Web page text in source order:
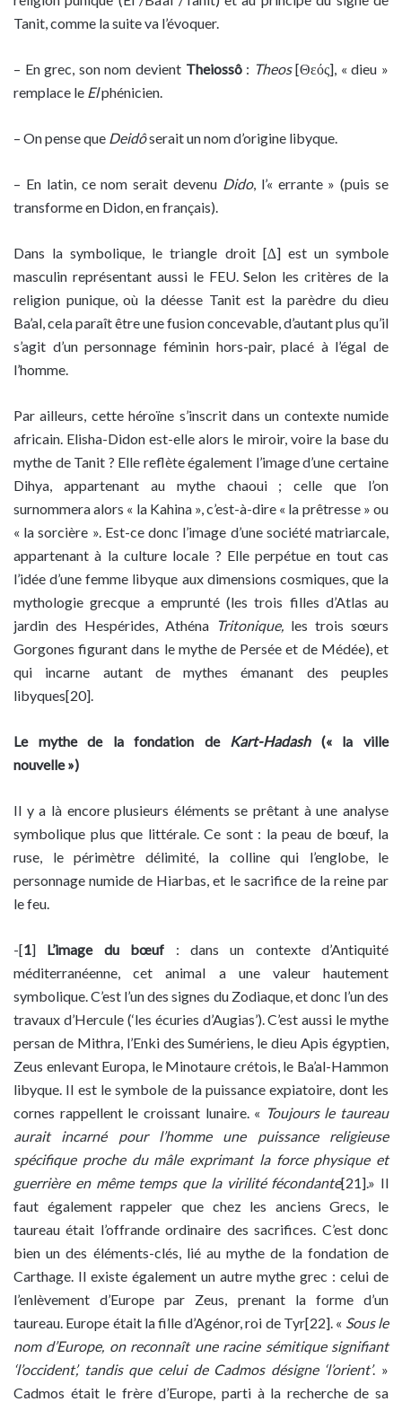
Tanit, comme la suite va l’évoquer.
– En grec, son nom devient Theiossô : Theos[Θεός], « dieu »
remplace le Elphénicien.
– On pense que Deidôserait un nom d’origine libyque.
– En latin, ce nom serait devenu Dido, l’« errante » (puis se
transforme en Didon, en français).
Dans la symbolique, le triangle droit [∆] est un symbole
masculin représentant aussi le FEU. Selon les critères de la
religion punique, où la déesse Tanit est la parèdre du dieu
Ba’al, cela paraît être une fusion concevable, d’autant plus qu’il
s’agit d’un personnage féminin hors-pair, placé à l’égal de
l’homme.
Par ailleurs, cette héroïne s’inscrit dans un contexte numide
africain. Elisha-Didon est-elle alors le miroir, voire la base du
mythe de Tanit ? Elle reflète également l’image d’une certaine
Dihya, appartenant au mythe chaoui ; celle que l’on
surnommera alors « la Kahina », c’est-à-dire « la prêtresse » ou
« la sorcière ». Est-ce donc l’image d’une société matriarcale,
appartenant à la culture locale ? Elle perpétue en tout cas
l’idée d’une femme libyque aux dimensions cosmiques, que la
mythologie grecque a emprunté (les trois filles d’Atlas au
jardin des Hespérides, Athéna Tritonique, les trois sœurs
Gorgones figurant dans le mythe de Persée et de Médée), et
qui incarne autant de mythes émanant des peuples
libyques[20].
Le mythe de la fondation de Kart-Hadash (« la ville
nouvelle »)
Il y a là encore plusieurs éléments se prêtant à une analyse
symbolique plus que littérale. Ce sont : la peau de bœuf, la
ruse, le périmètre délimité, la colline qui l’englobe, le
personnage numide de Hiarbas, et le sacrifice de la reine par
le feu.
-[1] L’image du bœuf : dans un contexte d’Antiquité
méditerranéenne, cet animal a une valeur hautement
symbolique. C’est l’un des signes du Zodiaque, et donc l’un des
travaux d’Hercule (‘les écuries d’Augias’). C’est aussi le mythe
persan de Mithra, l’Enki des Sumériens, le dieu Apis égyptien,
Zeus enlevant Europa, le Minotaure crétois, le Ba’al-Hammon
libyque. Il est le symbole de la puissance expiatoire, dont les
cornes rappellent le croissant lunaire. « Toujours le taureau
aurait incarné pour l’homme une puissance religieuse
spécifique proche du mâle exprimant la force physique et
guerrière en même temps que la virilité fécondante[21].» Il
faut également rappeler que chez les anciens Grecs, le
taureau était l’offrande ordinaire des sacrifices. C’est donc
bien un des éléments-clés, lié au mythe de la fondation de
Carthage. Il existe également un autre mythe grec : celui de
l’enlèvement d’Europe par Zeus, prenant la forme d’un
taureau. Europe était la fille d’Agénor, roi de Tyr[22]. « Sous le
nom d’Europe, on reconnaît une racine sémitique signifiant
‘l’occident’, tandis que celui de Cadmos désigne ‘l’orient’. »
Cadmos était le frère d’Europe, parti à la recherche de sa